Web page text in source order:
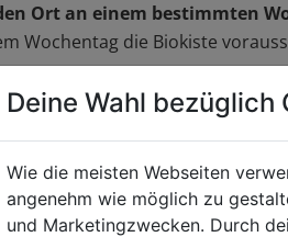
Ort an einem bestimmten
Wochentag die Biokiste
Deine Wahl
Wie die meisten Webseiten
angenehm wie möglich zu
und Marketingzwecken. Durch